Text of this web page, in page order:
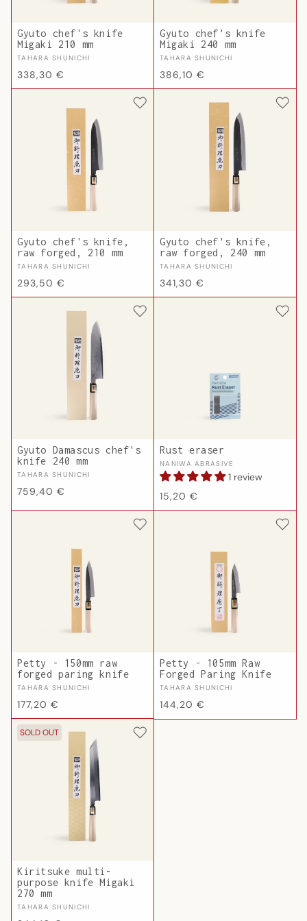
Gyuto chef's knife
Migaki 210 mm
Vendor:
TAHARA SHUNICHI
Regular
price
338,30 €
Gyuto chef's knife
Migaki 240 mm
Vendor:
TAHARA SHUNICHI
Regular
price
386,10 €
Gyuto chef's knife,
raw forged, 210 mm
Vendor:
TAHARA SHUNICHI
Regular
price
293,50 €
Gyuto chef's knife,
raw forged, 240 mm
Vendor:
TAHARA SHUNICHI
Regular
price
341,30 €
Gyuto Damascus chef's
knife 240 mm
Vendor:
TAHARA SHUNICHI
Regular
price
759,40 €
Rust eraser
Vendor:
NANIWA ABRASIVE
1 review
Regular
price
15,20 €
Petty - 150mm raw
forged paring knife
Vendor:
TAHARA SHUNICHI
Regular
price
177,20 €
Petty - 105mm Raw
Forged Paring Knife
Vendor:
TAHARA SHUNICHI
Regular
price
144,20 €
SOLD OUT
Kiritsuke multi-
purpose knife Migaki
270 mm
Vendor:
TAHARA SHUNICHI